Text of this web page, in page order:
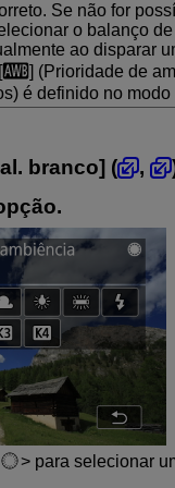
Se não for
o balanço
ao disparar
] (Prioridade de
é definido no modo
branco] ( ,
para selecionar